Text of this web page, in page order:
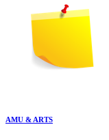
AMU & ARTS